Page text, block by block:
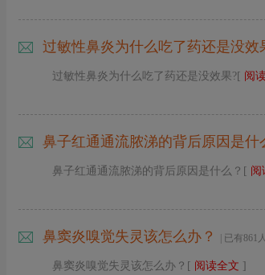
过敏性鼻炎为什么吃了药还是没效
过敏性鼻炎为什么吃了药还是没效果?[ 阅
鼻子红通通流脓涕的背后原因是什
鼻子红通通流脓涕的背后原因是什么？[ 阅
鼻窦炎嗅觉失灵该怎么办？ | 已有861
鼻窦炎嗅觉失灵该怎么办？[ 阅读全文 ]